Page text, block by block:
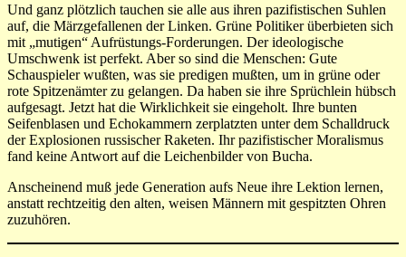
Und ganz plötzlich tauchen sie alle aus ihren pazifistischen Suhlen
auf, die Märzgefallenen der Linken. Grüne Politiker überbieten sich
mit „mutigen“ Aufrüstungs-Forderungen. Der ideologische
Umschwenk ist perfekt. Aber so sind die Menschen: Gute
Schauspieler wußten, was sie predigen mußten, um in grüne oder
rote Spitzenämter zu gelangen. Da haben sie ihre Sprüchlein hübsch
aufgesagt. Jetzt hat die Wirklichkeit sie eingeholt. Ihre bunten
Seifenblasen und Echokammern zerplatzten unter dem Schalldruck
der Explosionen russischer Raketen. Ihr pazifistischer Moralismus
fand keine Antwort auf die Leichenbilder von Bucha.
Anscheinend muß jede Generation aufs Neue ihre Lektion lernen,
anstatt rechtzeitig den alten, weisen Männern mit gespitzten Ohren
zuzuhören.